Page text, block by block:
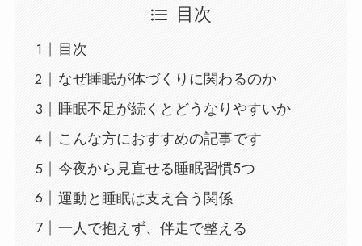
目次
目次
なぜ睡眠が体づくりに関わるのか
睡眠不足が続くとどうなりやすいか
こんな方におすすめの記事です
今夜から見直せる睡眠習慣5つ
運動と睡眠は支え合う関係
一人で抱えず、伴走で整える